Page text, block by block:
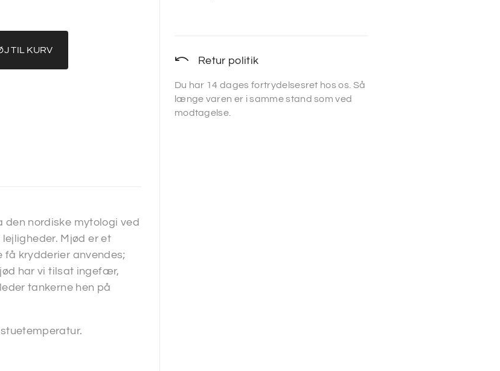
TIL KURV
den nordiske mytologi ved
Mjød er et
få krydderier anvendes;
har vi tilsat ingefær,
tankerne hen på
Retur politik
Du har 14 dages fortrydelsesret hos os. Så
længe varen er i samme stand som ved
modtagelse.